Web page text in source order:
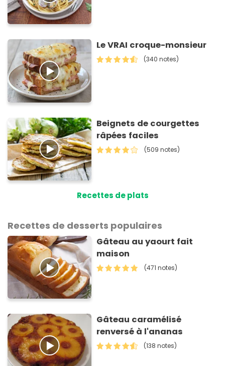
Le VRAI croque-monsieur
(340 notes)
Beignets de courgettes
râpées faciles
(509 notes)
Recettes de plats
Recettes de desserts populaires
Gâteau au yaourt fait
maison
(471 notes)
Gâteau caramélisé
renversé à l'ananas
(138 notes)